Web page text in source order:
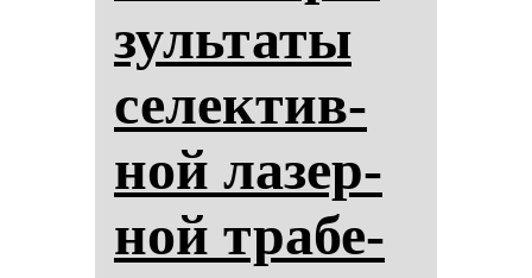
зуль­та­ты
се­лек­тив­
ной ла­зер­
ной тра­бе­